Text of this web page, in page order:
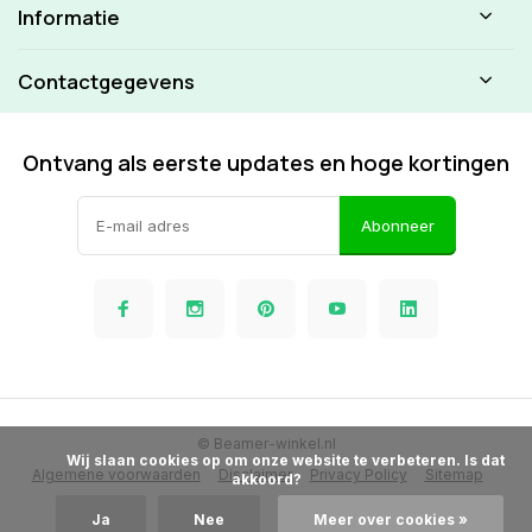
Informatie
Contactgegevens
Ontvang als eerste updates en hoge kortingen
Abonneer
Algemene voorwaarden Disclaimer Privacy Policy Sitemap
© Beamer-winkel.nl
akkoord?
Ja Nee Meer over cookies »